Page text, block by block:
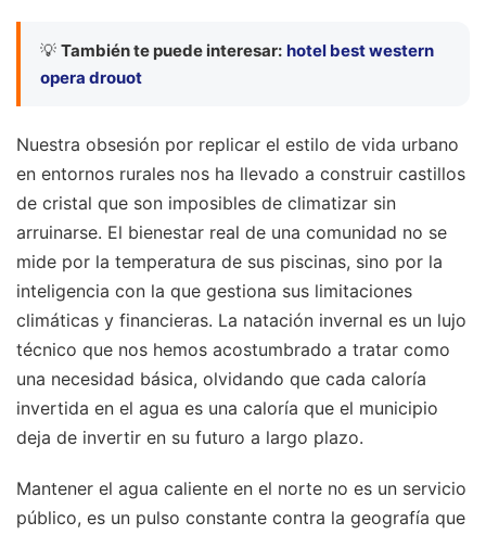
💡 También te puede interesar: hotel best western
opera drouot
Nuestra obsesión por replicar el estilo de vida urbano
en entornos rurales nos ha llevado a construir castillos
de cristal que son imposibles de climatizar sin
arruinarse. El bienestar real de una comunidad no se
mide por la temperatura de sus piscinas, sino por la
inteligencia con la que gestiona sus limitaciones
climáticas y financieras. La natación invernal es un lujo
técnico que nos hemos acostumbrado a tratar como
una necesidad básica, olvidando que cada caloría
invertida en el agua es una caloría que el municipio
deja de invertir en su futuro a largo plazo.
Mantener el agua caliente en el norte no es un servicio
público, es un pulso constante contra la geografía que